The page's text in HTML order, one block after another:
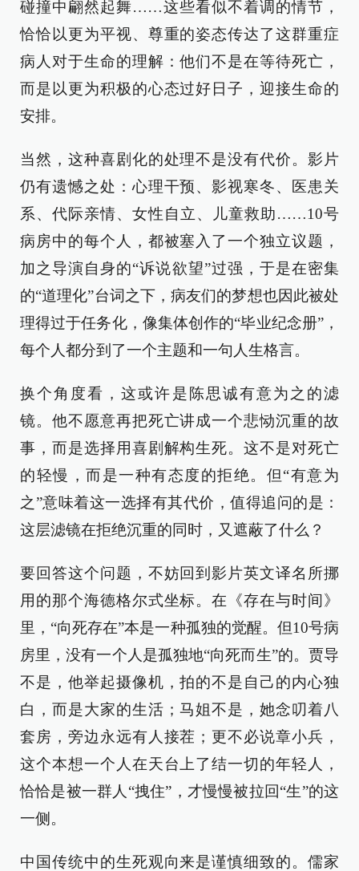
碰撞中翩然起舞……这些看似不着调的情节，
恰恰以更为平视、尊重的姿态传达了这群重症
病人对于生命的理解：他们不是在等待死亡，
而是以更为积极的心态过好日子，迎接生命的
安排。
当然，这种喜剧化的处理不是没有代价。影片
仍有遗憾之处：心理干预、影视寒冬、医患关
系、代际亲情、女性自立、儿童救助……10号
病房中的每个人，都被塞入了一个独立议题，
加之导演自身的“诉说欲望”过强，于是在密集
的“道理化”台词之下，病友们的梦想也因此被处
理得过于任务化，像集体创作的“毕业纪念册”，
每个人都分到了一个主题和一句人生格言。
换个角度看，这或许是陈思诚有意为之的滤
镜。他不愿意再把死亡讲成一个悲恸沉重的故
事，而是选择用喜剧解构生死。这不是对死亡
的轻慢，而是一种有态度的拒绝。但“有意为
之”意味着这一选择有其代价，值得追问的是：
这层滤镜在拒绝沉重的同时，又遮蔽了什么？
要回答这个问题，不妨回到影片英文译名所挪
用的那个海德格尔式坐标。在《存在与时间》
里，“向死存在”本是一种孤独的觉醒。但10号病
房里，没有一个人是孤独地“向死而生”的。贾导
不是，他举起摄像机，拍的不是自己的内心独
白，而是大家的生活；马姐不是，她念叨着八
套房，旁边永远有人接茬；更不必说章小兵，
这个本想一个人在天台上了结一切的年轻人，
恰恰是被一群人“拽住”，才慢慢被拉回“生”的这
一侧。
中国传统中的生死观向来是谨慎细致的。儒家